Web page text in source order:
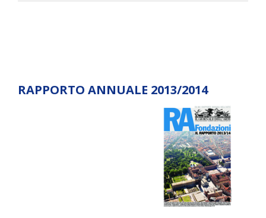
RAPPORTO ANNUALE 2013/2014